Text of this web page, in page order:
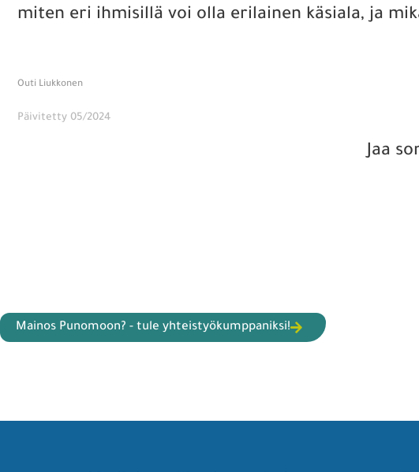
miten eri ihmisillä voi olla erilainen käsiala, ja
Outi Liukkonen
Päivitetty 05/2024
Jaa
Mainos Punomoon? - tule yhteistyökumppaniksi!